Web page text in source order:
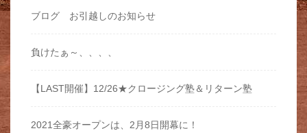
ブログ お引越しのお知らせ
負けたぁ～、、、、
【LAST開催】12/26★クロージング塾＆リターン塾
2021全豪オープンは、2月8日開幕に！